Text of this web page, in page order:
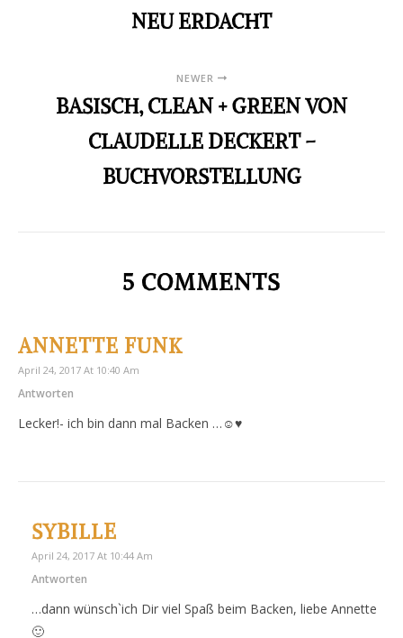
NEU ERDACHT
NEWER
BASISCH, CLEAN + GREEN VON
CLAUDELLE DECKERT –
BUCHVORSTELLUNG
5 COMMENTS
ANNETTE FUNK
April 24, 2017 At 10:40 Am
Antworten
Lecker!- ich bin dann mal Backen …☺♥
SYBILLE
April 24, 2017 At 10:44 Am
Antworten
…dann wünsch`ich Dir viel Spaß beim Backen, liebe Annette
🙂